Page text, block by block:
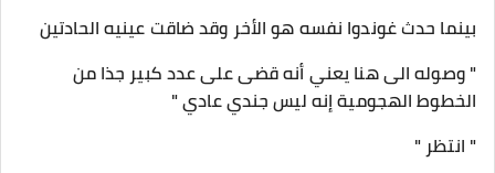
بينما حدث غوندوا نفسه هو الأخر وقد ضاقت عينيه الحادتين
" وصوله الى هنا يعني أنه قضى على عدد كبير جذا من
الخطوط الهجومية إنه ليس جندي عادي "
" انتظر "